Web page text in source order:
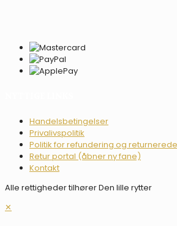
Handelsbetingelser
Privalivspolitik
Politik for refundering og
Retur portal (åbner ny fane)
Kontakt
Alle rettigheder tilhører Den lille rytter
✕